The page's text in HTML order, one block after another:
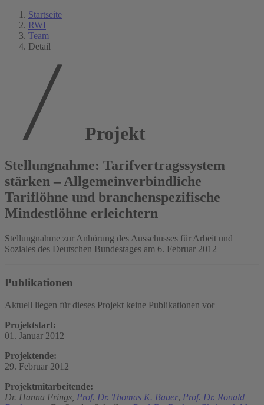
Startseite
RWI
Team
Detail
Projekt
Stellungnahme: Tarifvertragssystem
stärken – Allgemeinverbindliche
Tariflöhne und branchenspezifische
Mindestlöhne erleichtern
Stellungnahme zur Anhörung des Ausschusses für Arbeit und
Soziales des Deutschen Bundestages am 6. Februar 2012
Publikationen
Aktuell liegen für dieses Projekt keine Publikationen vor
Projektstart:
01. Januar 2012
Projektende:
29. Februar 2012
Projektmitarbeitende:
Dr. Hanna Frings, Prof. Dr. Thomas K. Bauer, Prof. Dr. Ronald